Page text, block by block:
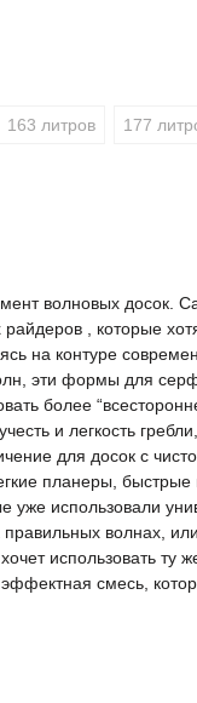
163 литров 177
волновых досок.
, которые
на контуре
эти формы для
более
и легкость
для досок с
планеры, быстрые
уже использовали
правильных волнах,
использовать ту
смесь,